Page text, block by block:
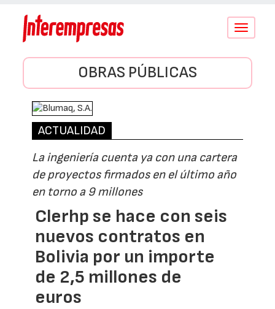
Conmutar
OBRAS PÚBLICAS
ACTUALIDAD
La ingeniería cuenta ya con una cartera
de proyectos firmados en el último año
en torno a 9 millones
Clerhp se hace con seis
nuevos contratos en
Bolivia por un importe
de 2,5 millones de
euros